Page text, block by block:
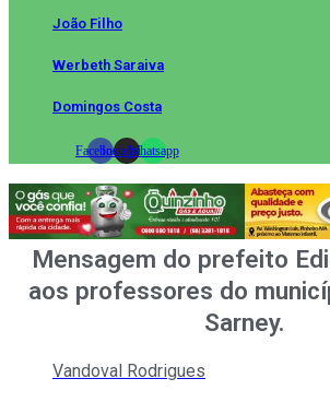
João Filho
Werbeth Saraiva
Domingos Costa
FacebookInstagramWhatsapp
Mensagem do prefeito
aos professores do
Sarney.
Vandoval Rodrigues